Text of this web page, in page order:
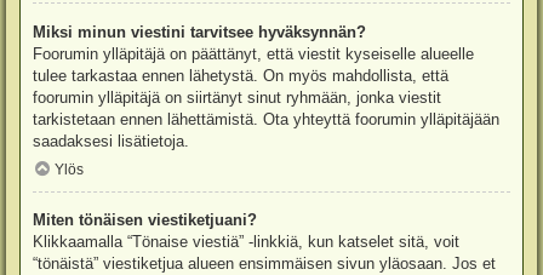
Miksi minun viestini tarvitsee hyväksynnän?
Foorumin ylläpitäjä on päättänyt, että viestit kyseiselle alueelle
tulee tarkastaa ennen lähetystä. On myös mahdollista, että
foorumin ylläpitäjä on siirtänyt sinut ryhmään, jonka viestit
tarkistetaan ennen lähettämistä. Ota yhteyttä foorumin ylläpitäjään
saadaksesi lisätietoja.
Ylös
Miten tönäisen viestiketjuani?
Klikkaamalla “Tönaise viestiä” -linkkiä, kun katselet sitä, voit
“tönäistä” viestiketjua alueen ensimmäisen sivun yläosaan. Jos et